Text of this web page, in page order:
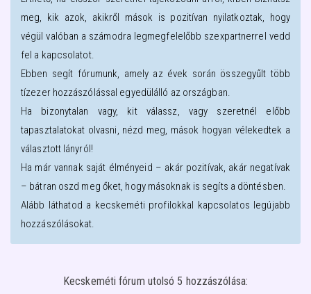
meg, kik azok, akikről mások is pozitívan nyilatkoztak, hogy
végül valóban a számodra legmegfelelőbb szexpartnerrel vedd
fel a kapcsolatot.
Ebben segít fórumunk, amely az évek során összegyűlt több
tízezer hozzászólással egyedülálló az országban.
Ha bizonytalan vagy, kit válassz, vagy szeretnél előbb
tapasztalatokat olvasni, nézd meg, mások hogyan vélekedtek a
választott lányról!
Ha már vannak saját élményeid – akár pozitívak, akár negatívak
– bátran oszd meg őket, hogy másoknak is segíts a döntésben.
Alább láthatod a kecskeméti profilokkal kapcsolatos legújabb
hozzászólásokat.
Kecskeméti fórum utolsó 5 hozzászólása: